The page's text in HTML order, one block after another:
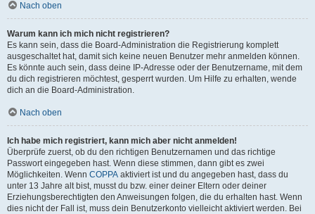
Nach oben
Warum kann ich mich nicht registrieren?
Es kann sein, dass die Board-Administration die Registrierung komplett
ausgeschaltet hat, damit sich keine neuen Benutzer mehr anmelden können.
Es könnte auch sein, dass deine IP-Adresse oder der Benutzername, mit dem
du dich registrieren möchtest, gesperrt wurden. Um Hilfe zu erhalten, wende
dich an die Board-Administration.
Nach oben
Ich habe mich registriert, kann mich aber nicht anmelden!
Überprüfe zuerst, ob du den richtigen Benutzernamen und das richtige
Passwort eingegeben hast. Wenn diese stimmen, dann gibt es zwei
Möglichkeiten. Wenn COPPA aktiviert ist und du angegeben hast, dass du
unter 13 Jahre alt bist, musst du bzw. einer deiner Eltern oder deiner
Erziehungsberechtigten den Anweisungen folgen, die du erhalten hast. Wenn
dies nicht der Fall ist, muss dein Benutzerkonto vielleicht aktiviert werden. Bei